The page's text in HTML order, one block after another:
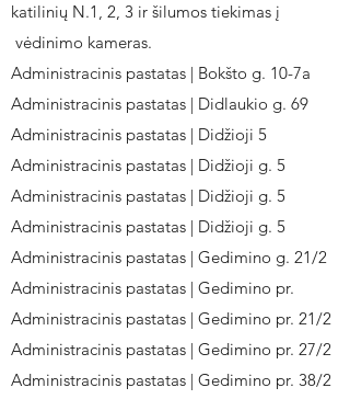
katilinių N.1, 2, 3 ir šilumos tiekimas į
vėdinimo kameras.
Administracinis pastatas | Bokšto g. 10-7a
Administracinis pastatas | Didlaukio g. 69
Administracinis pastatas | Didžioji 5
Administracinis pastatas | Didžioji g. 5
Administracinis pastatas | Didžioji g. 5
Administracinis pastatas | Didžioji g. 5
Administracinis pastatas | Gedimino g. 21/2
Administracinis pastatas | Gedimino pr.
Administracinis pastatas | Gedimino pr. 21/2
Administracinis pastatas | Gedimino pr. 27/2
Administracinis pastatas | Gedimino pr. 38/2